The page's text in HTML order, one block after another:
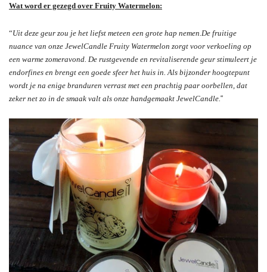
Wat word er gezegd over Fruity Watermelon:
“Uit deze geur zou je het liefst meteen een grote hap nemen.De fruitige
nuance van onze JewelCandle Fruity Watermelon zorgt voor verkoeling op
een warme zomeravond. De rustgevende en revitaliserende geur stimuleert je
endorfines en brengt een goede sfeer het huis in. Als bijzonder hoogtepunt
wordt je na enige branduren verrast met een prachtig paar oorbellen, dat
zeker net zo in de smaak valt als onze handgemaakt JewelCandle.“